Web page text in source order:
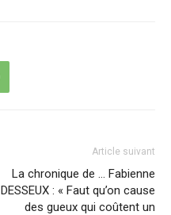
Article suivant
La chronique de … Fabienne
DESSEUX : « Faut qu’on cause
des gueux qui coûtent un